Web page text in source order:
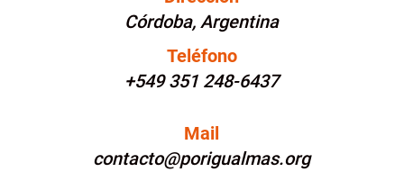
Córdoba, Argentina
Teléfono
+549 351 248-6437
Mail
contacto@porigualmas.org